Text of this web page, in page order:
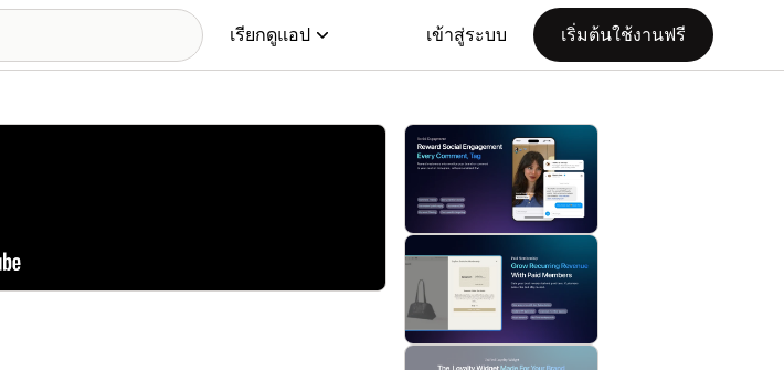
เรียกดูแอป เข้าสู่ระบบ เริ่มต้นใช้งานฟรี